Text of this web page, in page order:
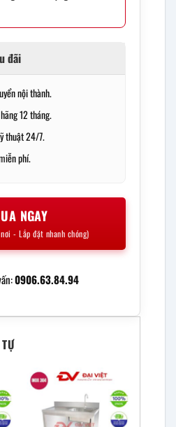
đãi
nội thành.
12 tháng.
thuật 24/7.
phí.
NGAY
- Lắp đặt nhanh chóng)
0906.63.84.94